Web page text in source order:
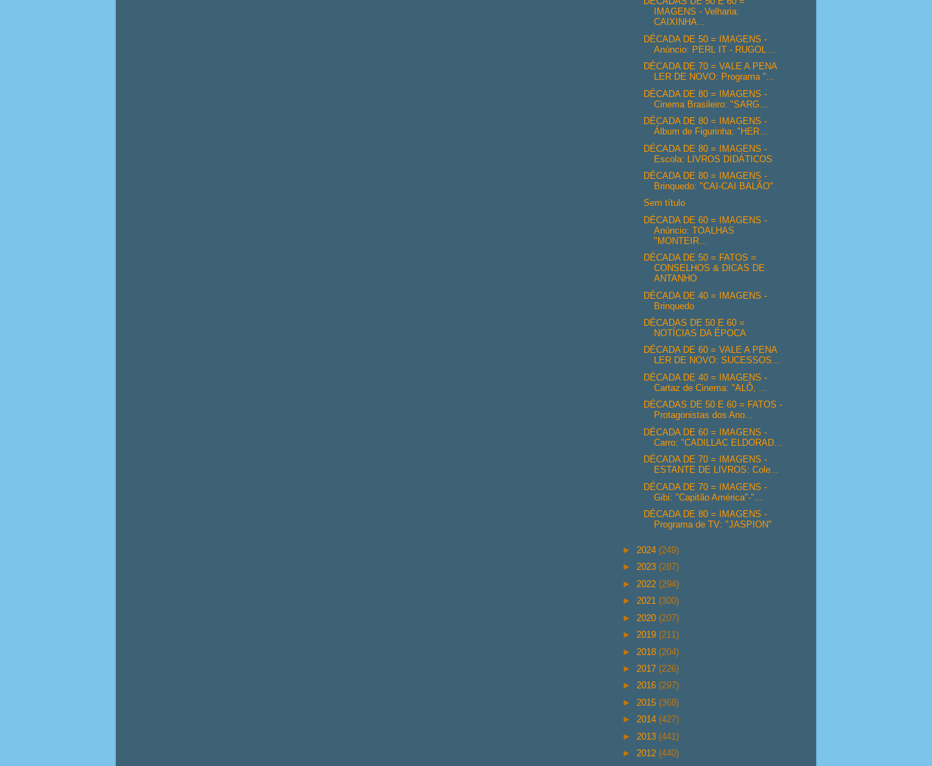
IMAGENS - Velharia:
CAIXINHA...
DÉCADA DE 50 = IMAGENS -
Anúncio: PERL IT - RUGOL ...
DÉCADA DE 70 = VALE A PENA
LER DE NOVO: Programa "...
DÉCADA DE 80 = IMAGENS -
Cinema Brasileiro: "SARG...
DÉCADA DE 80 = IMAGENS -
Álbum de Figurinha: "HER...
DÉCADA DE 80 = IMAGENS -
Escola: LIVROS DIDÁTICOS
DÉCADA DE 80 = IMAGENS -
Brinquedo: "CAI-CAI BALÃO"
Sem título
DÉCADA DE 60 = IMAGENS -
Anúncio: TOALHAS
"MONTEIR...
DÉCADA DE 50 = FATOS =
CONSELHOS & DICAS DE
ANTANHO
DÉCADA DE 40 = IMAGENS -
Brinquedo
DÉCADAS DE 50 E 60 =
NOTÍCIAS DA ÉPOCA
DÉCADA DE 60 = VALE A PENA
LER DE NOVO: SUCESSOS...
DÉCADA DE 40 = IMAGENS -
Cartaz de Cinema: "ALÔ, ...
DÉCADAS DE 50 E 60 = FATOS -
Protagonistas dos Ano...
DÉCADA DE 60 = IMAGENS -
Carro: "CADILLAC ELDORAD...
DÉCADA DE 70 = IMAGENS -
ESTANTE DE LIVROS: Cole...
DÉCADA DE 70 = IMAGENS -
Gibi: "Capitão América"-"...
DÉCADA DE 80 = IMAGENS -
Programa de TV: "JASPION"
► 2024 (249)
► 2023 (287)
► 2022 (294)
► 2021 (300)
► 2020 (207)
► 2019 (211)
► 2018 (204)
► 2017 (226)
► 2016 (297)
► 2015 (368)
► 2014 (427)
► 2013 (441)
► 2012 (440)